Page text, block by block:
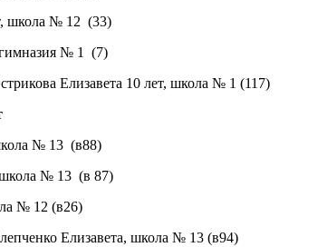
школа № 12 (33)
№ 1 (7)
Елизавета 10 лет, школа № 1 (117)
№ 13 (в88)
школа № 13 (в 87)
№ 12 (в26)
Елизавета, школа № 13 (в94)